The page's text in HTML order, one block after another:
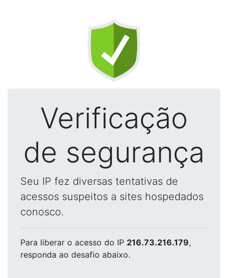
Verificação
de segurança
Seu IP fez diversas tentativas de
acessos suspeitos a sites hospedados
conosco.
Para liberar o acesso do IP 216.73.216.179,
responda ao desafio abaixo.